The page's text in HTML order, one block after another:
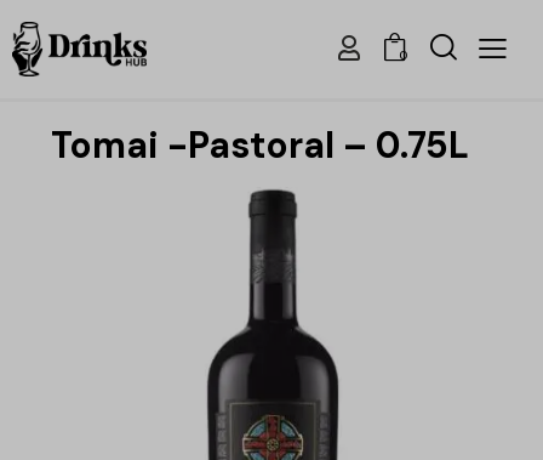
0
Tomai -Pastoral – 0.75L